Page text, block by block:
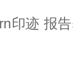
印迹 报